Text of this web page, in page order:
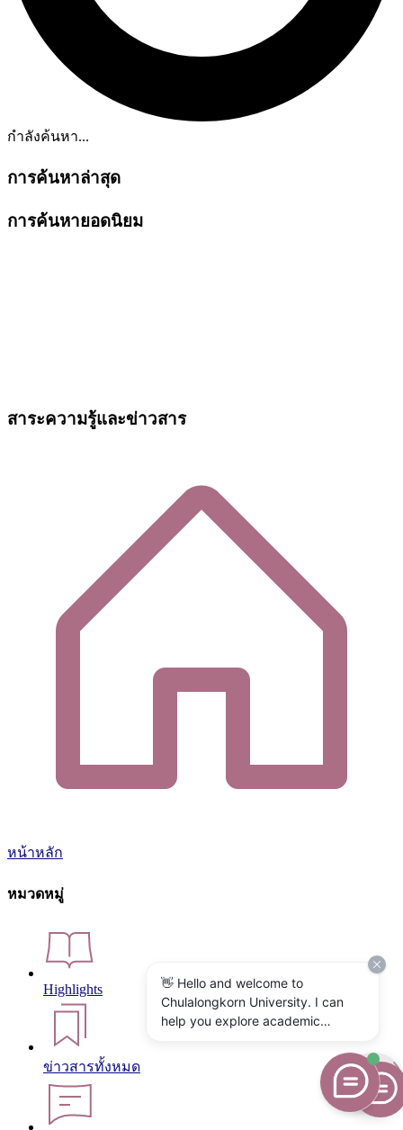
กำลังค้นหา...
การค้นหาล่าสุด
การค้นหายอดนิยม
สาระความรู้และข่าวสาร
หน้าหลัก
หมวดหมู่
Highlights
ข่าวสารทั้งหมด
👋 Hello and welcome to
Chulalongkorn University. I can
help you explore academic